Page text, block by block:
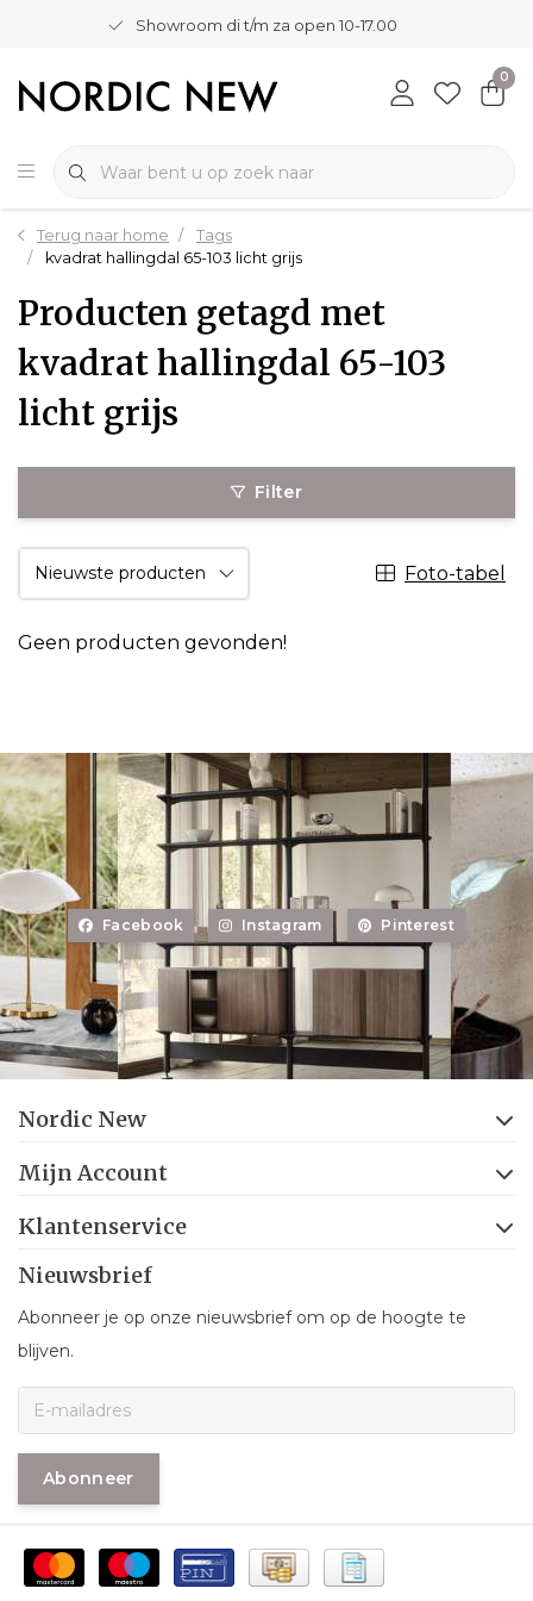
Showroom di t/m za open 10-17.00
0
Terug naar home
Tags
kvadrat hallingdal 65-103 licht grijs
Producten getagd met
kvadrat hallingdal 65-103
licht grijs
Filter
Foto-tabel
Geen producten gevonden!
Facebook Instagram Pinterest
Nordic New
Mijn Account
Klantenservice
Nieuwsbrief
Abonneer je op onze nieuwsbrief om op de hoogte te
blijven.
Abonneer